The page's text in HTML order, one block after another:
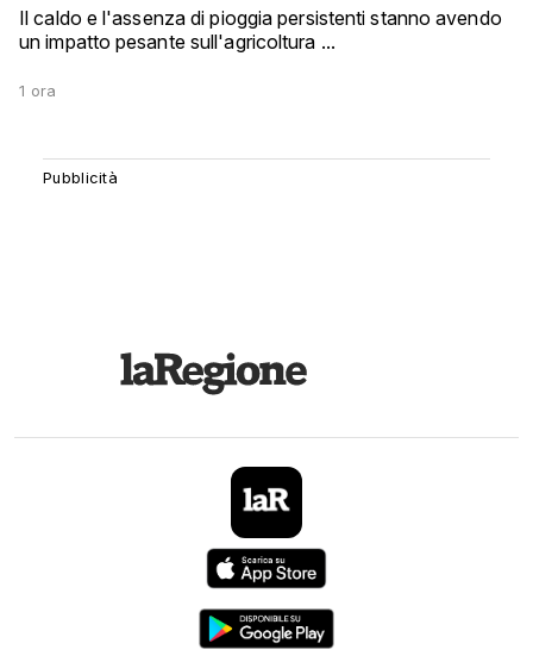
Il caldo e l'assenza di pioggia persistenti stanno avendo
un impatto pesante sull'agricoltura ...
1 ora